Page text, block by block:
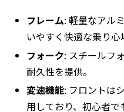
フレーム: 軽量なアル
いやすく快適な乗り心
フォーク: スチールフ
耐久性を提供。
変速機能: フロントは
用しており、初心者